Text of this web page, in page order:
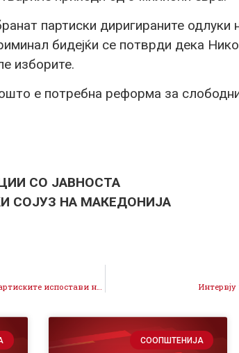
партиски диригираните одлуки
бидејќи се потврди дека
изборите.
е потребна реформа за
СО ЈАВНОСТА
СОЈУЗ НА МАКЕДОНИЈА
Потврдена е поврзаноста на партиските испостави на Груевски во судството со медиумскиот мрак
СООПШТЕНИЈА